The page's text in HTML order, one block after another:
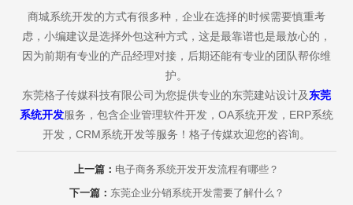
商城系统开发的方式有很多种，企业在选择的时候需要慎重考
虑，小编建议是选择外包这种方式，这是最靠谱也是最放心的，
因为前期有专业的产品经理对接，后期还能有专业的团队帮你维
护。
东莞格子传媒科技有限公司为您提供专业的东莞建站设计及东莞
系统开发服务，包含企业管理软件开发，OA系统开发，ERP系统
开发，CRM系统开发等服务！格子传媒欢迎您的咨询。
上一篇： 电子商务系统开发开发流程有哪些？
下一篇： 东莞企业分销系统开发需要了解什么？